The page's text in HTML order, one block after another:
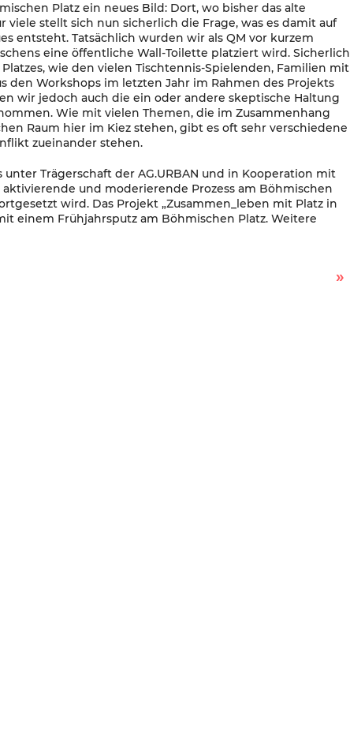
Platz ein neues Bild: Dort, wo bisher das alte
viele stellt sich nun sicherlich die Frage, was es damit auf
entsteht. Tatsächlich wurden wir als QM vor kurzem
eine öffentliche Wall-Toilette platziert wird. Sicherlich
wie den vielen Tischtennis-Spielenden, Familien mit
Workshops im letzten Jahr im Rahmen des Projekts
wir jedoch auch die ein oder andere skeptische Haltung
Wie mit vielen Themen, die im Zusammenhang
Raum hier im Kiez stehen, gibt es oft sehr verschiedene
zueinander stehen.
Trägerschaft der AG.URBAN und in Kooperation mit
und moderierende Prozess am Böhmischen
wird. Das Projekt „Zusammen_leben mit Platz in
einem Frühjahrsputz am Böhmischen Platz. Weitere